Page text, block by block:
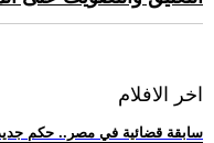
اخر الافلام
.. سابقة قضائية في مصر.. حكم